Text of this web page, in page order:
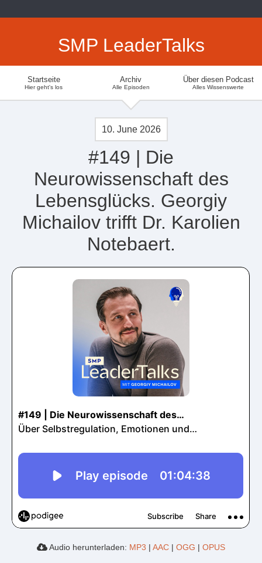
SMP LeaderTalks
Startseite
Hier geht's los
Archiv
Alle Episoden
Über diesen Podcast
Alles Wissenswerte
10. June 2026
#149 | Die
Neurowissenschaft des
Lebensglücks. Georgiy
Michailov trifft Dr. Karolien
Notebaert.
Audio herunterladen: MP3 | AAC | OGG | OPUS